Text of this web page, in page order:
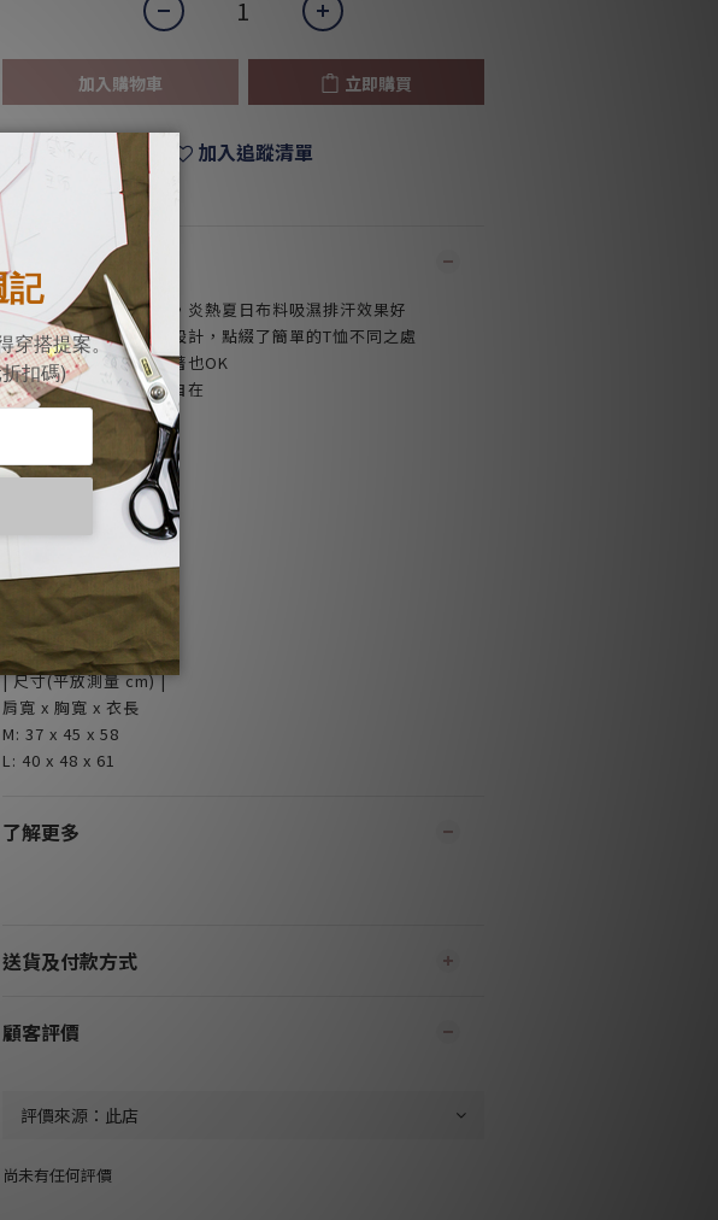
加入購物車 立即購買
加入追蹤清單
商品描述
輕薄的竹節織法棉布料，炎熱夏日布料吸濕排汗效果好
半開襟設計把鈕扣隱藏設計，點綴了簡單的T恤不同之處
搭配牛仔褲，上班的穿著也OK
搭配短褲，出遊旅行好自在
-竹節織法吸濕排汗
-輕薄布料夏日單品
-圓領半開襟蓋布藏扣子
-小蓋袖修飾手臂線條
| 材質 |
100% 棉
| 尺寸(平放測量 cm) |
肩寬 x 胸寬 x 衣長
M: 37 x 45 x 58
L: 40 x 48 x 61
了解更多
送貨及付款方式
顧客評價
尚未有任何評價